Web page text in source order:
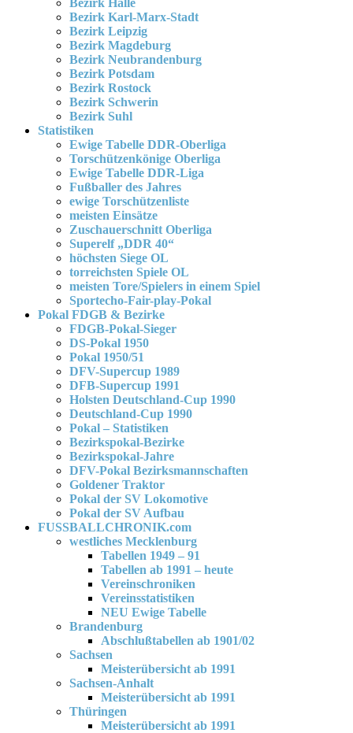
Bezirk Karl-Marx-Stadt
Bezirk Leipzig
Bezirk Magdeburg
Bezirk Neubrandenburg
Bezirk Potsdam
Bezirk Rostock
Bezirk Schwerin
Bezirk Suhl
Statistiken
Ewige Tabelle DDR-Oberliga
Torschützenkönige Oberliga
Ewige Tabelle DDR-Liga
Fußballer des Jahres
ewige Torschützenliste
meisten Einsätze
Zuschauerschnitt Oberliga
Superelf „DDR 40“
höchsten Siege OL
torreichsten Spiele OL
meisten Tore/Spielers in einem Spiel
Sportecho-Fair-play-Pokal
Pokal FDGB & Bezirke
FDGB-Pokal-Sieger
DS-Pokal 1950
Pokal 1950/51
DFV-Supercup 1989
DFB-Supercup 1991
Holsten Deutschland-Cup 1990
Deutschland-Cup 1990
Pokal – Statistiken
Bezirkspokal-Bezirke
Bezirkspokal-Jahre
DFV-Pokal Bezirksmannschaften
Goldener Traktor
Pokal der SV Lokomotive
Pokal der SV Aufbau
FUSSBALLCHRONIK.com
westliches Mecklenburg
Tabellen 1949 – 91
Tabellen ab 1991 – heute
Vereinschroniken
Vereinsstatistiken
NEU Ewige Tabelle
Brandenburg
Abschlußtabellen ab 1901/02
Sachsen
Meisterübersicht ab 1991
Sachsen-Anhalt
Meisterübersicht ab 1991
Thüringen
Meisterübersicht ab 1991